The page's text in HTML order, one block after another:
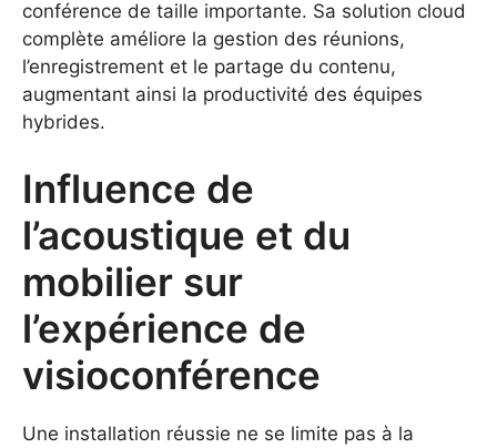
conférence de taille importante. Sa solution cloud
complète améliore la gestion des réunions,
l’enregistrement et le partage du contenu,
augmentant ainsi la productivité des équipes
hybrides.
Influence de
l’acoustique et du
mobilier sur
l’expérience de
visioconférence
Une installation réussie ne se limite pas à la